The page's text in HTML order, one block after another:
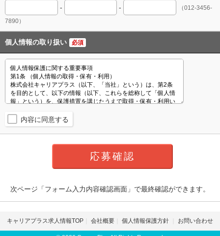
- -
（012-3456-
7890）
個人情報の取り扱い 必須
内容に同意する
次ページ「フォーム入力内容確認画面」で最終確認ができます。
キャリアプラス求人情報TOP 会社概要 個人情報保護方針 お問い合わせ